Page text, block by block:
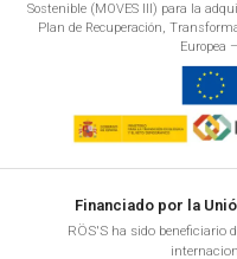
Sostenible (MOVES III) para la
Plan de Recuperación,
Europea
Financiado por la
RÖS'S ha sido beneficiario